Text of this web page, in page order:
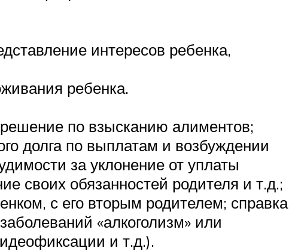
интересов ребенка,
ребенка.
по взысканию алиментов;
долга по выплатам и возбуждении
за уклонение от уплаты
своих обязанностей родителя и т.д.;
с его вторым родителем; справка
«алкоголизм» или
и т.д.).